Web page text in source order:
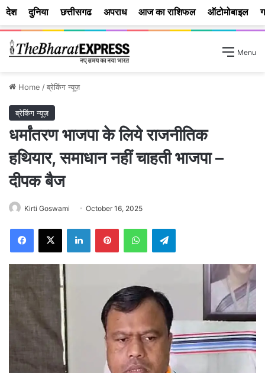
Menu
Home /ब्रेकिंग न्यूज़
ब्रेकिंग न्यूज़
धर्मांतरण भाजपा के लिये राजनीतिक
हथियार, समाधान नहीं चाहती भाजपा –
दीपक बैज
Kirti Goswami October 16, 2025
Facebook
X LinkedInPinterestWhatsAppTelegram
देश दुनिया छत्तीसगढ अपराध आज का राशिफल ऑटोमोबाइल